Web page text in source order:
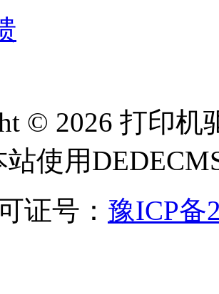
© 2026 打印
站使用
证号： 豫ICP备